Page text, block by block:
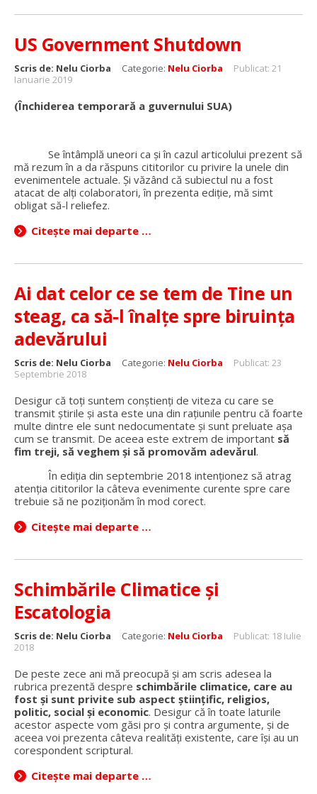
US Government Shutdown
Scris de: Nelu Ciorba Categorie: Nelu Ciorba
Publicat: 21
Ianuarie 2019
(Închiderea temporară a guvernului SUA)
Se întâmplă uneori ca și în cazul articolului prezent să
mă rezum în a da răspuns cititorilor cu privire la unele din
evenimentele actuale. Și văzând că subiectul nu a fost
atacat de alți colaboratori, în prezenta ediție, mă simt
obligat să-l reliefez.
Citește mai departe …
Ai dat celor ce se tem de Tine un
steag, ca să-l înalţe spre biruinţa
adevărului
Scris de: Nelu Ciorba Categorie: Nelu Ciorba
Publicat: 23
Septembrie 2018
Desigur că toți suntem conștienți de viteza cu care se
transmit știrile și asta este una din rațiunile pentru că foarte
multe dintre ele sunt nedocumentate și sunt preluate așa
cum se transmit. De aceea este extrem de important să
fim treji, să veghem și să promovăm adevărul.
În ediția din septembrie 2018 intenționez să atrag
atenția cititorilor la câteva evenimente curente spre care
trebuie să ne poziționăm în mod corect.
Citește mai departe …
Schimbările Climatice și
Escatologia
Scris de: Nelu Ciorba Categorie: Nelu Ciorba
Publicat: 18 Iulie
2018
De peste zece ani mă preocupă și am scris adesea la
rubrica prezentă despre schimbările climatice, care au
fost și sunt privite sub aspect științific, religios,
politic, social și economic. Desigur că în toate laturile
acestor aspecte vom găsi pro și contra argumente, și de
aceea voi prezenta câteva realități existente, care își au un
corespondent scriptural.
Citește mai departe …